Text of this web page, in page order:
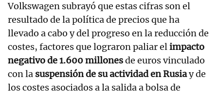
Volkswagen subrayó que estas cifras son el
resultado de la política de precios que ha
llevado a cabo y del progreso en la reducción de
costes, factores que lograron paliar elimpacto
negativo de 1.600 millonesde euros vinculado
con la suspensión de su actividad en Rusiay de
los costes asociados a la salida a bolsa de